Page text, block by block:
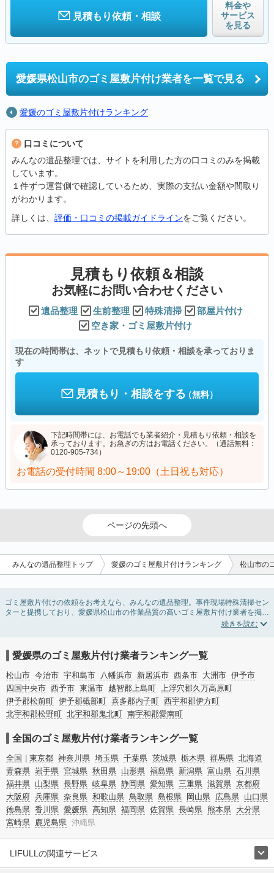
見積もり依頼・相談
料金や
サービス
を見る
愛媛県松山市のゴミ屋敷片付け業者を一覧で見る
愛媛のゴミ屋敷片付けランキング
口コミについて
みんなの遺品整理では、サイトを利用した方の口コミのみを掲載
しています。
１件ずつ運営側で確認しているため、実際の支払い金額や間取り
がわかります。
詳しくは、 評価・口コミの掲載ガイドラインをご覧ください。
見積もり依頼＆相談
お気軽にお問い合わせください
遺品整理 生前整理 特殊清掃
部屋片付け
空き家・ゴミ屋敷片付け
現在の時間帯は、ネットで見積もり依頼・相談を承っておりま
す
見積もり・相談をする（無料）
下記時間帯には、お電話でも業者紹介・見積もり依頼・相談を
承っております。お急ぎの方はお電話ください。（通話無料：
0120-905-734）
お電話の受付時間 8:00～19:00（土日祝も対応）
ページの先頭へ
みんなの遺品整理トップ 愛媛のゴミ屋敷片付けランキング 松山市の
ゴミ屋敷片付けの依頼をお考えなら、みんなの遺品整理。事件現場特殊清掃セン
ターと提携しており、愛媛県松山市の作業品質の高いゴミ屋敷片付け業者を掲載
しています。汚部屋の片付けに伴う不用品の処分・回収・引き取りから、外虫の
条件を利用し検索してみましょう。ゴミ屋敷になってしまう方は高齢で体力的に
掃除するのが難しい、認知症やセルフネグレクトになってしまう、精神的なスト
レスなど様々な原因があります。
またお役立ち情報も豊富なので、部屋を埋めつくす大量のゴミを自力で片付ける
方法についてもチェックしてみてください。
愛媛県のゴミ屋敷片付け業者ランキング一覧
松山市 今治市 宇和島市 八幡浜市 新居浜市 西条市 大洲市 伊予市
四国中央市 西予市 東温市 越智郡上島町 上浮穴郡久万高原町
伊予郡松前町 伊予郡砥部町 喜多郡内子町 西宇和郡伊方町
北宇和郡松野町 北宇和郡鬼北町 南宇和郡愛南町
全国のゴミ屋敷片付け業者ランキング一覧
全国 東京都 神奈川県 埼玉県 千葉県 茨城県 栃木県 群馬県 北海道
青森県 岩手県 宮城県 秋田県 山形県 福島県 新潟県 富山県 石川県
福井県 山梨県 長野県 岐阜県 静岡県 愛知県 三重県 滋賀県 京都府
大阪府 兵庫県 奈良県 和歌山県 鳥取県 島根県 岡山県 広島県 山口県
徳島県 香川県 愛媛県 高知県 福岡県 佐賀県 長崎県 熊本県 大分県
宮崎県 鹿児島県 沖縄県
LIFULLの関連サービス